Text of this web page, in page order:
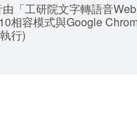
「工研院文字轉語音
相容模式與Google
行)